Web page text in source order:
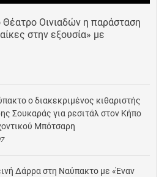
Θέατρο Οινιαδών η παράσταση
στην εξουσία» με
ο διακεκριμένος κιθαριστής
Σουκαράς για ρεσιτάλ στον Κήπο
Μπότσαρη
Δάρρα στη Ναύπακτο με «Έναν